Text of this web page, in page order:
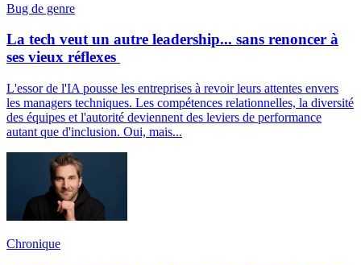
Bug de genre
La tech veut un autre leadership... sans renoncer à
ses vieux réflexes
L'essor de l'IA pousse les entreprises à revoir leurs attentes envers
les managers techniques. Les compétences relationnelles, la diversité
des équipes et l'autorité deviennent des leviers de performance
autant que d'inclusion. Oui, mais...
Chronique